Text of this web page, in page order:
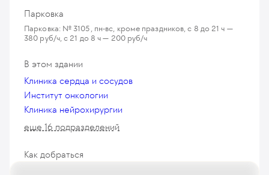
Парковка
Парковка: № 3105, пн-вс, кроме праздников, с 8 до 21 ч —
380 руб/ч, с 21 до 8 ч — 200 руб/ч
В этом здании
Клиника сердца и сосудов
Институт онкологии
Клиника нейрохирургии
еще 16 подразделений
Как добраться